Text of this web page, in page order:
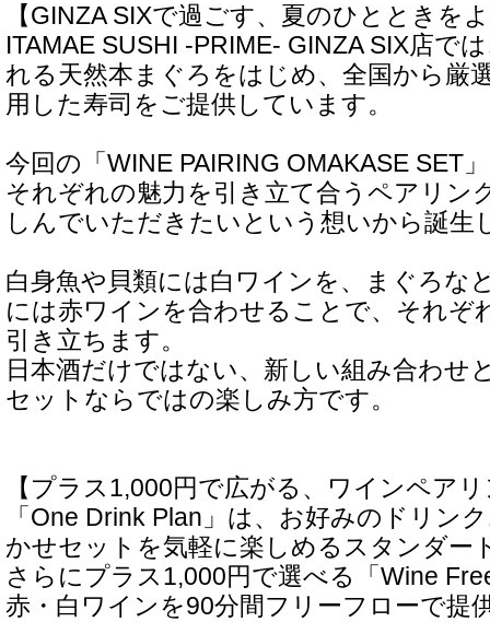
【GINZA SIXで過ごす、夏のひとときを
ITAMAE SUSHI -PRIME- GINZA SIX店で
れる天然本まぐろをはじめ、全国から厳
用した寿司をご提供しています。
今回の「WINE PAIRING OMAKASE SET
それぞれの魅力を引き立て合うペアリン
しんでいただきたいという想いから誕生
白身魚や貝類には白ワインを、まぐろな
には赤ワインを合わせることで、それぞ
引き立ちます。
日本酒だけではない、新しい組み合わせ
セットならではの楽しみ方です。
【プラス1,000円で広がる、ワインペア
「One Drink Plan」は、お好みのドリン
かせセットを気軽に楽しめるスタンダー
さらにプラス1,000円で選べる「Wine
赤・白ワインを90分間フリーフローで提